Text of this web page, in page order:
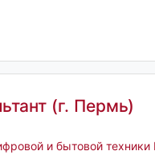
(г. Пермь)
и бытовой техники